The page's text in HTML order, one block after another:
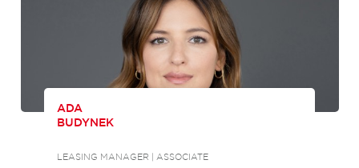
ADA
BUDYNEK
LEASING MANAGER | ASSOCIATE